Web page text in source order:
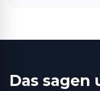
Das sagen